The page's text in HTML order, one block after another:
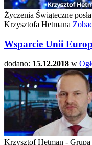
Życzenia Świąteczne
Krzysztofa Hetmana
Wsparcie Unii
dodano: 15.12.2018 w
Krzysztof Hetman -